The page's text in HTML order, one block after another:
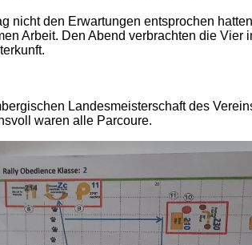
nicht den Erwartungen entsprochen
Arbeit. Den Abend verbrachten die Vier
Landesmeisterschaft des
waren alle Parcoure.